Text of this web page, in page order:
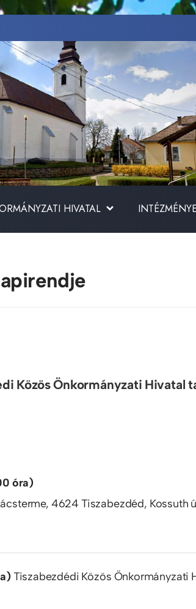
HIVATAL
Közös Önkormányzati Hivatal
óra)
4624 Tiszabezdéd, Kossuth
Tiszabezdédi Közös Önkormányzati